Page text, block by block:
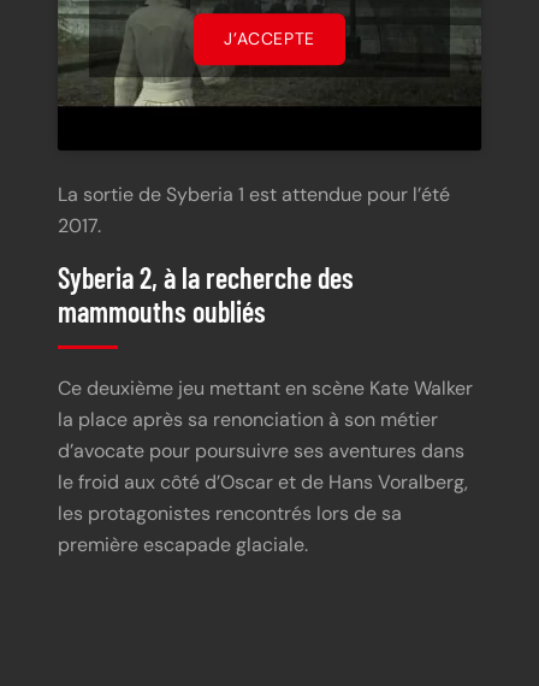
J’ACCEPTE
La sortie de Syberia 1 est attendue pour l’été
2017.
Syberia 2, à la recherche des
mammouths oubliés
Ce deuxième jeu mettant en scène Kate Walker
la place après sa renonciation à son métier
d’avocate pour poursuivre ses aventures dans
le froid aux côté d’Oscar et de Hans Voralberg,
les protagonistes rencontrés lors de sa
première escapade glaciale.